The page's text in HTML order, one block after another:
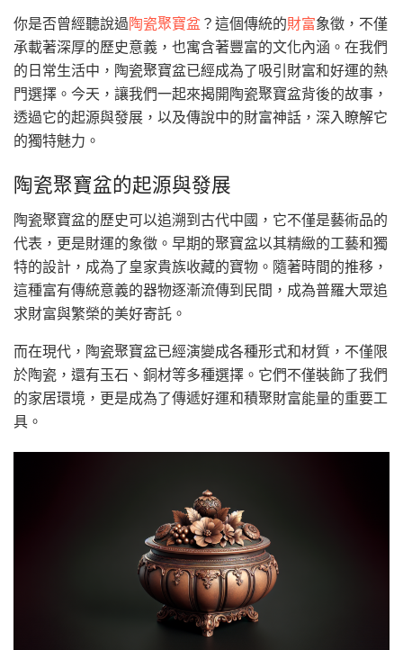
你是否曾經聽說過陶瓷聚寶盆 ？這個傳統的財富象徵，不僅
承載著深厚的歷史意義，也寓含著豐富的文化內涵。在我們
的日常生活中，陶瓷聚寶盆已經成為了吸引財富和好運的熱
門選擇。今天，讓我們一起來揭開陶瓷聚寶盆背後的故事，
透過它的起源與發展，以及傳說中的財富神話，深入瞭解它
的獨特魅力。
陶瓷聚寶盆的起源與發展
陶瓷聚寶盆的歷史可以追溯到古代中國，它不僅是藝術品的
代表，更是財運的象徵。早期的聚寶盆以其精緻的工藝和獨
特的設計，成為了皇家貴族收藏的寶物。隨著時間的推移，
這種富有傳統意義的器物逐漸流傳到民間，成為普羅大眾追
求財富與繁榮的美好寄託。
而在現代，陶瓷聚寶盆已經演變成各種形式和材質，不僅限
於陶瓷，還有玉石、銅材等多種選擇。它們不僅裝飾了我們
的家居環境，更是成為了傳遞好運和積聚財富能量的重要工
具。